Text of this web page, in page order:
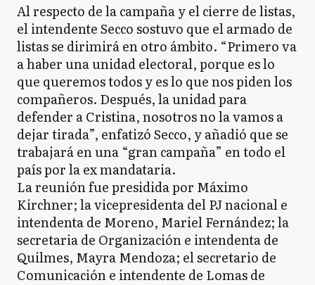
Al respecto de la campaña y el cierre de listas,
el intendente Secco sostuvo que el armado de
listas se dirimirá en otro ámbito. “Primero va
a haber una unidad electoral, porque es lo
que queremos todos y es lo que nos piden los
compañeros. Después, la unidad para
defender a Cristina, nosotros no la vamos a
dejar tirada”, enfatizó Secco, y añadió que se
trabajará en una “gran campaña” en todo el
país por la ex mandataria.
La reunión fue presidida por Máximo
Kirchner; la vicepresidenta del PJ nacional e
intendenta de Moreno, Mariel Fernández; la
secretaria de Organización e intendenta de
Quilmes, Mayra Mendoza; el secretario de
Comunicación e intendente de Lomas de